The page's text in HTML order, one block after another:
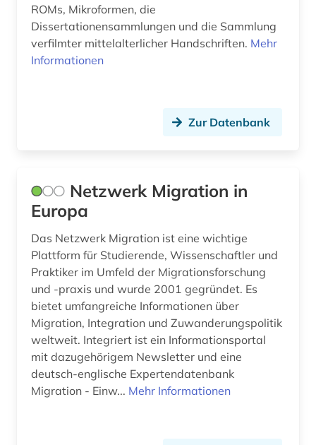
chemische industrie (2)
chemisches produkt (1)
china (2)
deutsch-deutsche beziehungen (1)
digitalisat (1)
digitalisierung (1)
displaced person (1)
dreißigjähriger krieg (1)
dreyfus-affäre (1)
drittes reich (1)
Portugal (2)
Rumänien (1)
Serbien (1)
Spanien (2)
Suedamerika (1)
Thueringen (1)
Tuerkei (1)
USA (3)
Ungarn (2)
ROMs, Mikroformen, die
Dissertationensammlungen und die Sammlung
verfilmter mittelalterlicher Handschriften. Mehr
Informationen
Zur Datenbank
Netzwerk Migration in
Europa
Das Netzwerk Migration ist eine wichtige
Plattform für Studierende, Wissenschaftler und
Praktiker im Umfeld der Migrationsforschung
und -praxis und wurde 2001 gegründet. Es
bietet umfangreiche Informationen über
Migration, Integration und Zuwanderungspolitik
weltweit. Integriert ist ein Informationsportal
mit dazugehörigem Newsletter und eine
deutsch-englische Expertendatenbank
Migration - Einw... Mehr Informationen